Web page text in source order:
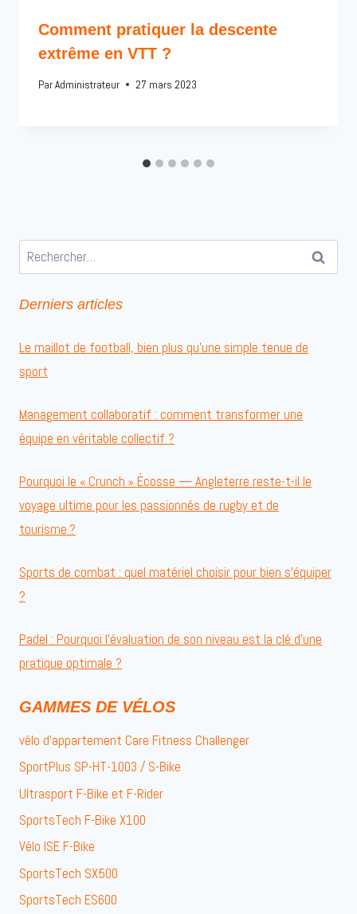
Comment pratiquer la descente
extrême en VTT ?
ParAdministrateur 27 mars 2023
Rechercher :
Derniers articles
Le maillot de football, bien plus qu’une simple tenue de
sport
Management collaboratif : comment transformer une
équipe en véritable collectif ?
Pourquoi le « Crunch » Écosse — Angleterre reste-t-il le
voyage ultime pour les passionnés de rugby et de
tourisme ?
Sports de combat : quel matériel choisir pour bien s’équiper
?
Padel : Pourquoi l’évaluation de son niveau est la clé d’une
pratique optimale ?
GAMMES DE VÉLOS
vélo d’appartement Care Fitness Challenger
SportPlus SP-HT-1003 / S-Bike
Ultrasport F-Bike et F-Rider
SportsTech F-Bike X100
Vélo ISE F-Bike
SportsTech SX500
SportsTech ES600